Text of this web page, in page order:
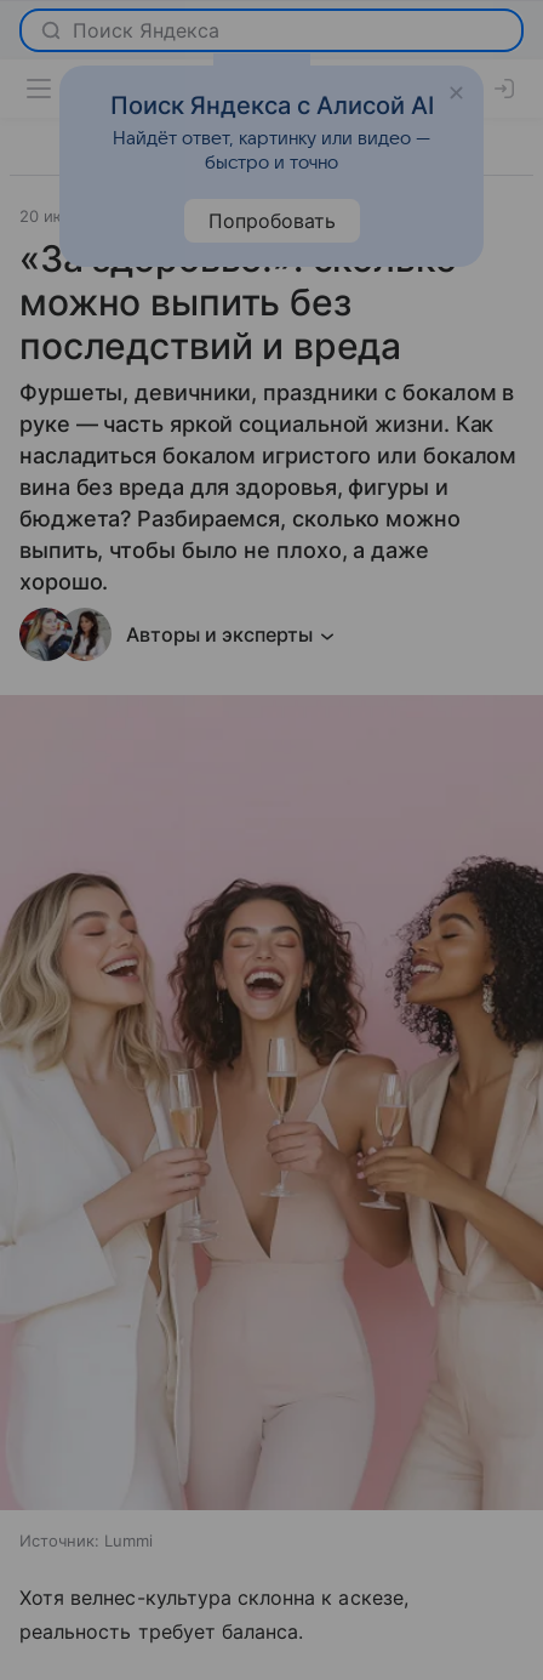
20 июля 2026 Леди Mail Wellness
«За здоровье!»: сколько
можно выпить без
последствий и вреда
Фуршеты, девичники, праздники с бокалом в
руке — часть яркой социальной жизни. Как
насладиться бокалом игристого или бокалом
вина без вреда для здоровья, фигуры и
бюджета? Разбираемся, сколько можно
выпить, чтобы было не плохо, а даже
хорошо.
Авторы и эксперты
Источник: Lummi
Хотя велнес-культура склонна к аскезе,
реальность требует баланса.
Поиск Яндекса с Алисой AI
Найдёт ответ, картинку или видео —
быстро и точно
Попробовать